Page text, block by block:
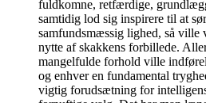
fuldkomne, retfærdige,
samtidig lod sig inspirere til at
samfundsmæssig lighed, så ville
nytte af skakkens forbillede.
mangelfulde forhold ville
og enhver en fundamental
vigtig forudsætning for